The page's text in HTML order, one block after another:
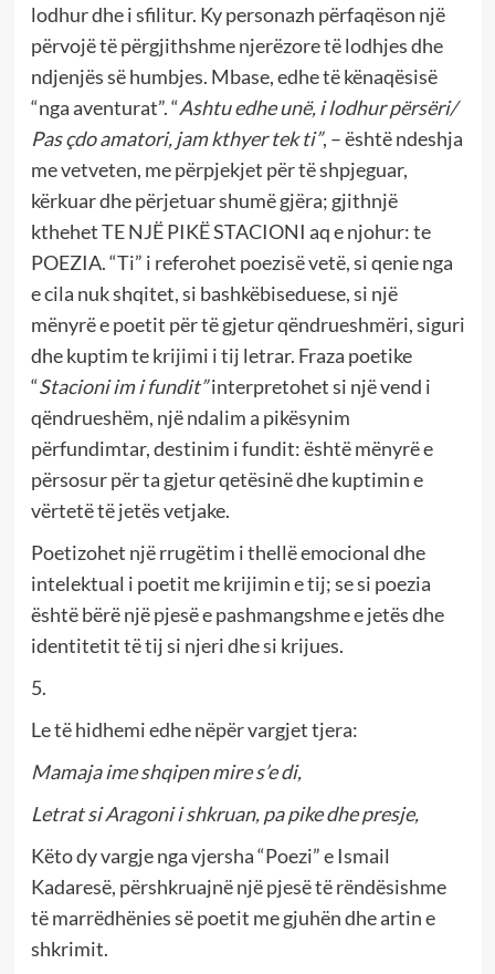
lodhur dhe i sfilitur. Ky personazh përfaqëson një
përvojë të përgjithshme njerëzore të lodhjes dhe
ndjenjës së humbjes. Mbase, edhe të kënaqësisë
“nga aventurat”. “Ashtu edhe unë, i lodhur përsëri/
Pas çdo amatori, jam kthyer tek ti”, – është ndeshja
me vetveten, me përpjekjet për të shpjeguar,
kërkuar dhe përjetuar shumë gjëra; gjithnjë
kthehet TE NJË PIKË STACIONI aq e njohur: te
POEZIA. “Ti” i referohet poezisë vetë, si qenie nga
e cila nuk shqitet, si bashkëbiseduese, si një
mënyrë e poetit për të gjetur qëndrueshmëri, siguri
dhe kuptim te krijimi i tij letrar. Fraza poetike
“Stacioni im i fundit”interpretohet si një vend i
qëndrueshëm, një ndalim a pikësynim
përfundimtar, destinim i fundit: është mënyrë e
përsosur për ta gjetur qetësinë dhe kuptimin e
vërtetë të jetës vetjake.
Poetizohet një rrugëtim i thellë emocional dhe
intelektual i poetit me krijimin e tij; se si poezia
është bërë një pjesë e pashmangshme e jetës dhe
identitetit të tij si njeri dhe si krijues.
5.
Le të hidhemi edhe nëpër vargjet tjera:
Mamaja ime shqipen mire s’e di,
Letrat si Aragoni i shkruan, pa pike dhe presje,
Këto dy vargje nga vjersha “Poezi” e Ismail
Kadaresë, përshkruajnë një pjesë të rëndësishme
të marrëdhënies së poetit me gjuhën dhe artin e
shkrimit.